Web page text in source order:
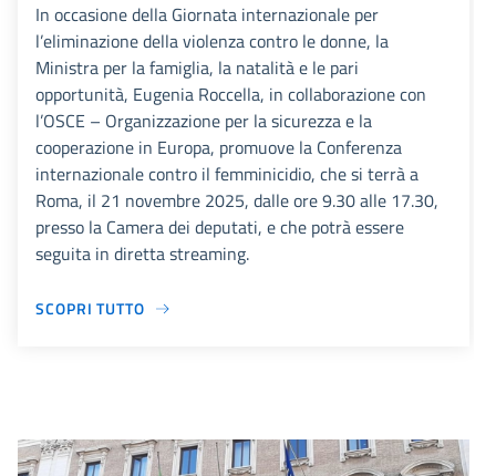
In occasione della Giornata internazionale per
l’eliminazione della violenza contro le donne, la
Ministra per la famiglia, la natalità e le pari
opportunità, Eugenia Roccella, in collaborazione con
l’OSCE – Organizzazione per la sicurezza e la
cooperazione in Europa, promuove la Conferenza
internazionale contro il femminicidio, che si terrà a
Roma, il 21 novembre 2025, dalle ore 9.30 alle 17.30,
presso la Camera dei deputati, e che potrà essere
seguita in diretta streaming.
SCOPRI TUTTO